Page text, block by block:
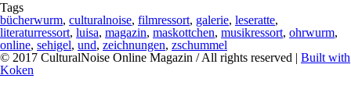
Tags
bücherwurm, culturalnoise, filmressort, galerie, leseratte,
literaturressort, luisa, magazin, maskottchen, musikressort, ohrwurm,
online, sehigel, und, zeichnungen, zschummel
© 2017 CulturalNoise Online Magazin / All rights reserved | Built with
Koken